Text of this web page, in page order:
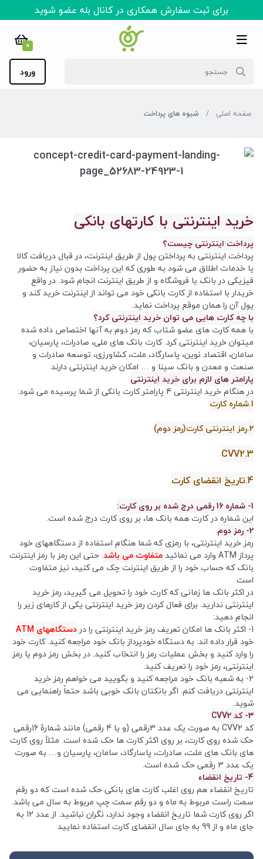
برای ثبت سفارش همکاری در کانال بله عضو شوید
0
ورود
صفحه اصلی شیوه های پرداخت
خرید اینترنتی با کارتهای بانکی
پرداخت اینترنتی چیست؟
پرداخت اینترنتی به پرداختن پول از طریق اینترنت، در قبال دریافت کالا
یا خدمات اطلاق می شود به طوری که این پرداخت بدون نیاز به حضور
فیزیکی در بانک یا فروشگاه و از طریق اینترنت انجام شود. در واقع
خریدار با استفاده از کارت بانکی خود می تواند از اینترنت خرید کند و
پول آن را همان موقع پرداخت نماید.
با چه کارت هایی می توان خرید اینترنتی کرد؟
با همه کارت های عضو شتاب که رمز دوم به آنها اختصاص داده شده
میتوان خرید اینترنتی کرد. کارت بانک های ملی، صادرات، پارسیان،
سامان، اقتصاد نوین، پاسارگاد، ملت، کشاورزی، توسعه صادرات و
صنعت و معدن و بانک سینا و … امکان خرید اینترنتی دارند.
پارامتر های لازم برای خرید اینترنتی
در هنگام خرید اینترنتی 4 پارامتر کارت بانکی از شما پرسیده می شود:
1.شماره کارت
2.رمز اینترنتی کارت(رمز دوم)
3.CVV2
4.تاریخ انقضای کارت
1- شماره 16 رقمی درج شده بر روی کارت:
این شماره در کارت همه بانک ها، بر روی کارت درج شده است.
2- رمز دوم
رمز خرید اینترنتی، با رمزی که شما هنگام استفاده از دستگاههای خود
پرداز ATM وارد می نمائید
متفاوت می باشد. حتی این رمز با رمز اینترنت
بانک که حساب خود را از طریق اینترنت چک می کنید، نیز متفاوت
است.
در اکثر بانک ها زمانی که کارت خود را تحویل می گیرید، رمز خرید
اینترنتی ندارید. برای فعال کردن رمز خرید اینترنتی یکی از کارهای زیر را
انجام دهید:
1- اکثر بانک ها امکان تعریف رمز خرید اینترنتی را در
دستگاههای ATM
خود قرار داده اند. به دستگاه خودپرداز بانک خود مراجعه کنید. کارت خود
را وارد کنید و بخش عملیات رمز را انتخاب کنید. در بخش رمز دوم یا رمز
اینترنتی، رمز خود را تعریف کنید.
2- به شعبه بانک خود مراجعه کنید و بگویید می خواهم رمز خرید
اینترنتی دریافت کنم. اگر بانکتان بانک خوبی باشد حتماً راهنمایی می
شوید.
3- کد CVV2
کد CVV2 به صورت یک عدد 3رقمی (و یا 4 رقمی) مانند شمارۀ 16رقمی
حک شده روی کارت، بر روی اکثر کارت ها حک شده است. مثلاً روی کارت
های بانک های ملت، صادرات، پاسارگاد، سامان، پارسیان و… به صورت
یک عدد 3 رقمی حک شده است.
4- تاریخ انقضاء
تاریخ انقضاء هم روی اغلب کارت های بانکی حک شده است که دو رقم
سمت راست مربوط به ماه و دو رقم سمت چپ مربوط به سال می باشد.
اگر روی کارت شما تاریخ انقضاء وجود ندارد، نگران نباشید. از عدد 12 به
جای ماه و از 99 به جای سال انقضای کارت استفاده نمایید